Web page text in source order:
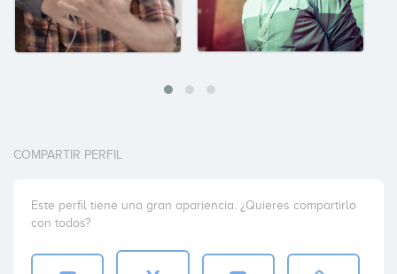
COMPARTIR PERFIL
Este perfil tiene una gran apariencia. ¿Quieres compartirlo
con todos?